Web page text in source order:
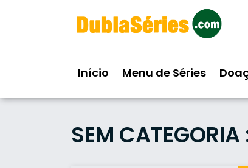
Início Menu de Séries
SEM CATEGORIA